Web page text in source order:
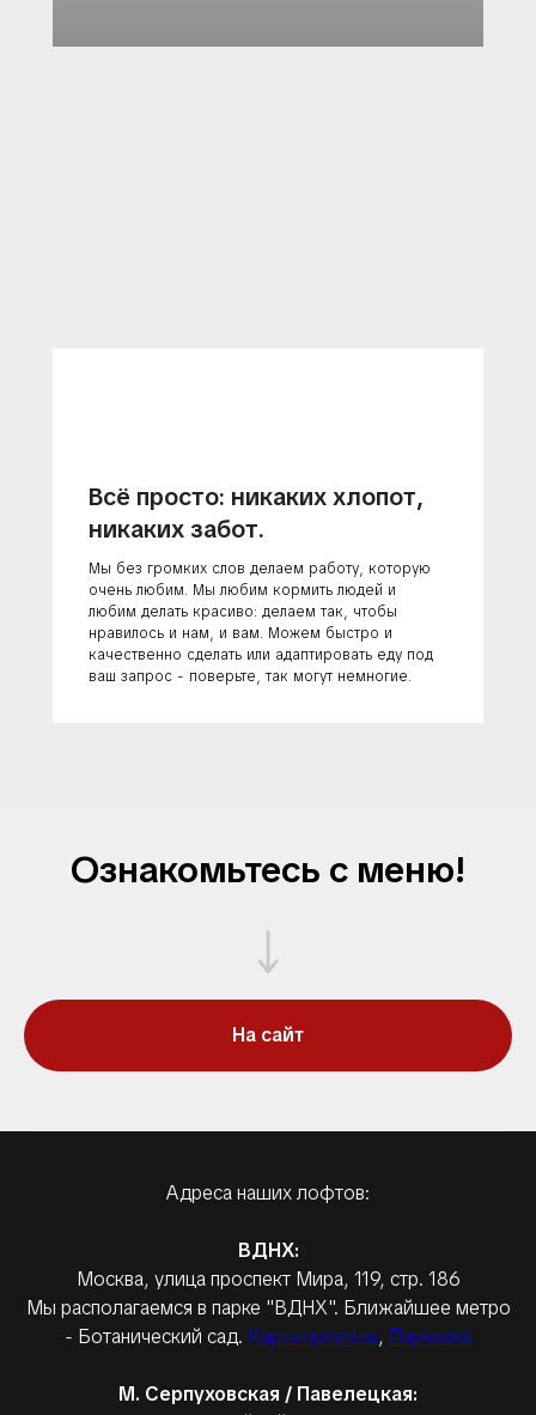
Всё просто: никаких хлопот,
никаких забот.
Мы без громких слов делаем работу, которую
очень любим. Мы любим кормить людей и
любим делать красиво: делаем так, чтобы
нравилось и нам, и вам. Можем быстро и
качественно сделать или адаптировать еду под
ваш запрос - поверьте, так могут немногие.
Ознакомьтесь с меню!
На сайт
Адреса наших лофтов:
ВДНХ:
Москва, улица проспект Мира, 119, стр. 186
Мы располагаемся в парке "ВДНХ". Ближайшее метро
- Ботанический сад. Карта проезда, Парковка
М. Серпуховская / Павелецкая: